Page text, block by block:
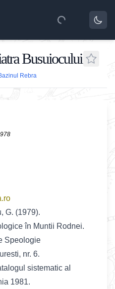
Busuiocului
Rebra
G. (1979).
în Muntii Rodnei.
Speologie
nr. 6.
sistematic al
1981.